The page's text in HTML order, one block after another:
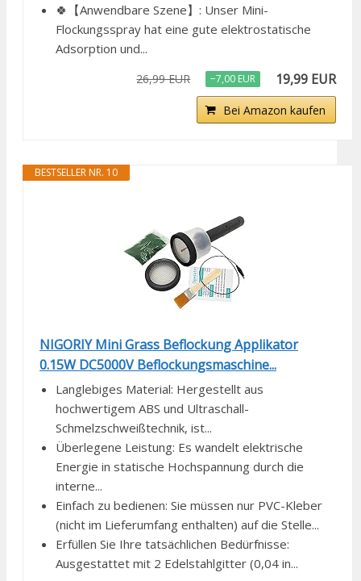
🍀【Anwendbare Szene】: Unser Mini-
Flockungsspray hat eine gute elektrostatische
Adsorption und...
26,99 EUR −7,00 EUR 19,99 EUR
Bei Amazon kaufen
BESTSELLER NR. 10
NIGORIY Mini Grass Beflockung Applikator
0.15W DC5000V Beflockungsmaschine...
Langlebiges Material: Hergestellt aus
hochwertigem ABS und Ultraschall-
Schmelzschweißtechnik, ist...
Überlegene Leistung: Es wandelt elektrische
Energie in statische Hochspannung durch die
interne...
Einfach zu bedienen: Sie müssen nur PVC-Kleber
(nicht im Lieferumfang enthalten) auf die Stelle...
Erfüllen Sie Ihre tatsächlichen Bedürfnisse:
Ausgestattet mit 2 Edelstahlgitter (0,04 in...